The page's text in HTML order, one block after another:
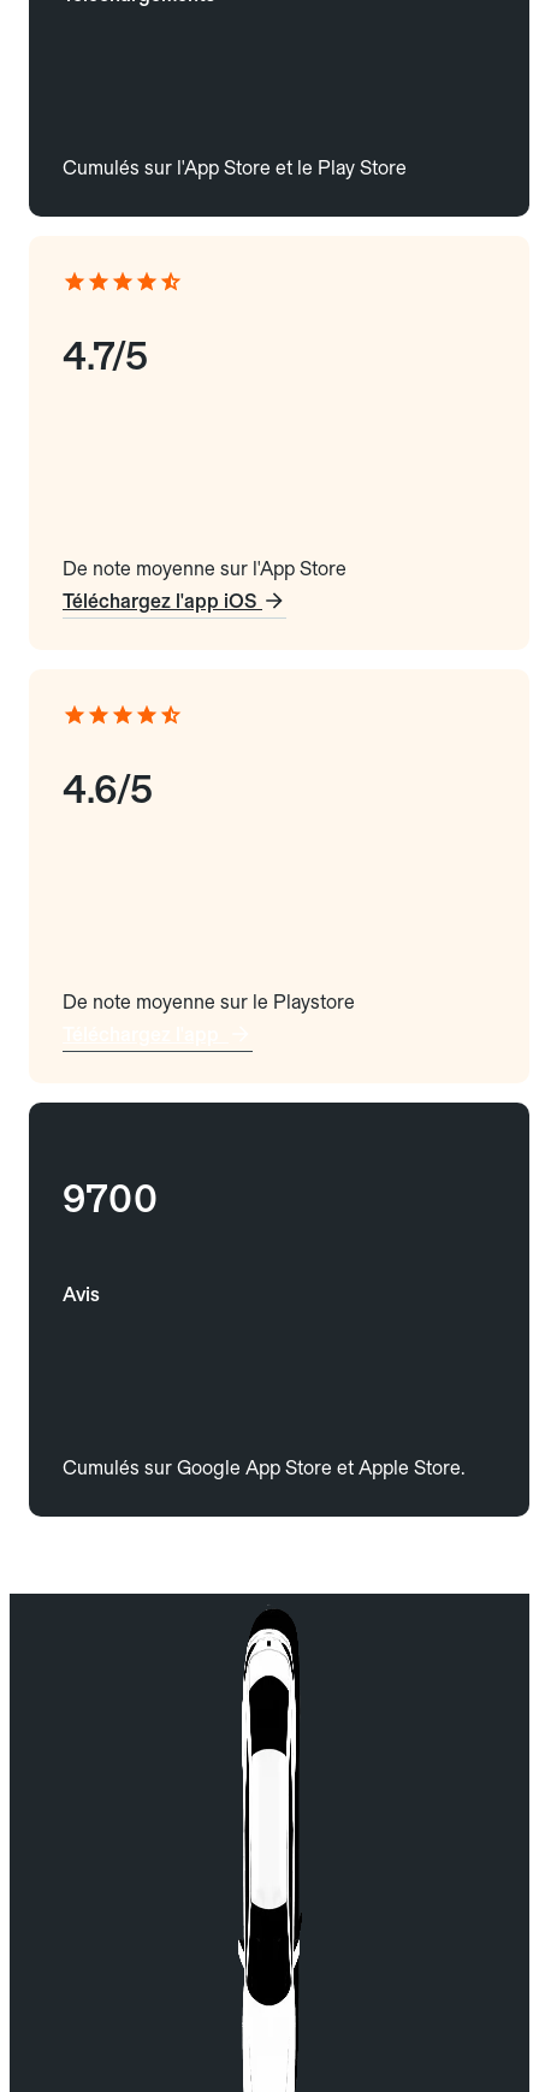
Cumulés sur l'App Store et le Play Store
4.7/5
De note moyenne sur l'App Store
Téléchargez l'app iOS
4.6/5
De note moyenne sur le Playstore
9700
Avis
Cumulés sur Google App Store et Apple Store.